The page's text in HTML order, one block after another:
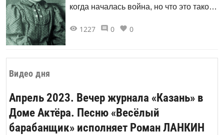
Видео дня
Апрель 2023. Вечер журнала «Казань» в
Доме Актёра. Песню «Весёлый
барабанщик» исполняет Роман ЛАНКИН
когда началась война, но что это такое,
быстрее. Память вспышками освещает
1227 0 0